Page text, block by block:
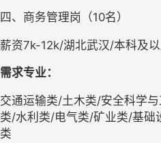
四、商务管理岗（10名）
薪资7k-12k/湖北武汉/本科及
需求专业：
交通运输类/土木类/安全科学
类/水利类/电气类/矿业类/基础
类